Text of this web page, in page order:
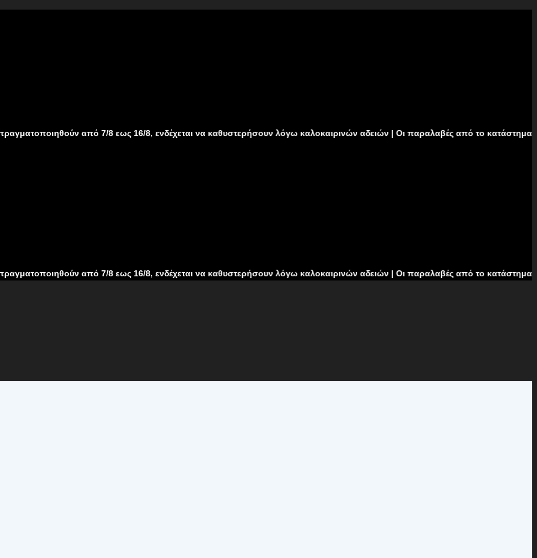
από 7/8 εως 16/8, ενδέχεται να καθυστερήσουν λόγω καλοκαιρινών αδειών | Οι παραλαβές από το κατάστημα δεν θα
από 7/8 εως 16/8, ενδέχεται να καθυστερήσουν λόγω καλοκαιρινών αδειών | Οι παραλαβές από το κατάστημα δεν θα